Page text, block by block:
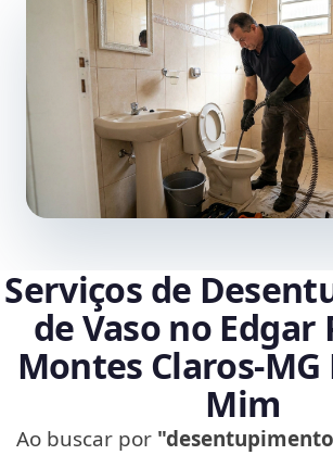
Serviços de
de Vaso no Edgar
Montes
Mim
Ao buscar por